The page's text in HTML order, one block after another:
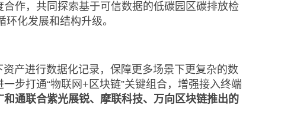
作，共同探索基于可信数据的低碳园区碳排放检
化发展和结构升级。
产进行数据化记录，保障更多场景下更复杂的数
步打通“物联网+区块链”关键组合，增强接入终端
通联合紫光展锐、摩联科技、万向区块链推出的